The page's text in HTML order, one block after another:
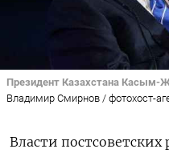
Президент Казахстана Касым-
Владимир Смирнов / фотохост-
Власти